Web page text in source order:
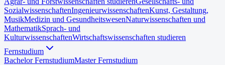
SozialwissenschaftenIngenieurwissenschaftenKunst, Gestaltung,
MusikMedizin und GesundheitswesenNaturwissenschaften und
MathematikSprach- und
KulturwissenschaftenWirtschaftswissenschaften studieren
Fernstudium
Bachelor FernstudiumMaster Fernstudium